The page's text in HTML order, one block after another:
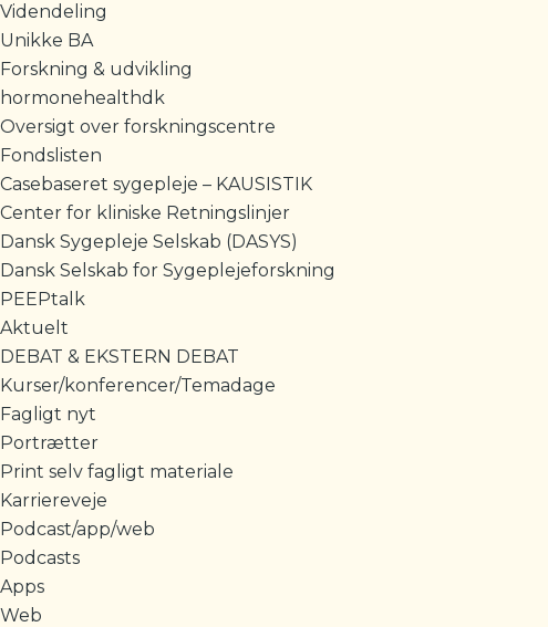
Videndeling
Unikke BA
Forskning & udvikling
hormonehealthdk
Oversigt over forskningscentre
Fondslisten
Casebaseret sygepleje – KAUSISTIK
Center for kliniske Retningslinjer
Dansk Sygepleje Selskab (DASYS)
Dansk Selskab for Sygeplejeforskning
PEEPtalk
Aktuelt
DEBAT & EKSTERN DEBAT
Kurser/konferencer/Temadage
Fagligt nyt
Portrætter
Print selv fagligt materiale
Karriereveje
Podcast/app/web
Podcasts
Apps
Web